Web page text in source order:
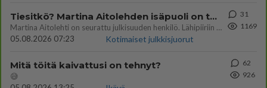
Tiesitkö? Martina Aitolehden isäpuoli on tämä suosittu laulaja
Martina Aitolehti on seurattu julkisuuden henkilö. Lähipiiriin mahtuu muitakin tunnettuja henkilöitä. Tiesitkö, että Ma
05.08.2026 07:23
Kotimaiset julkkisjuorut
31
1169
Mitä töitä kaivattusi on tehnyt?
😅
62
926